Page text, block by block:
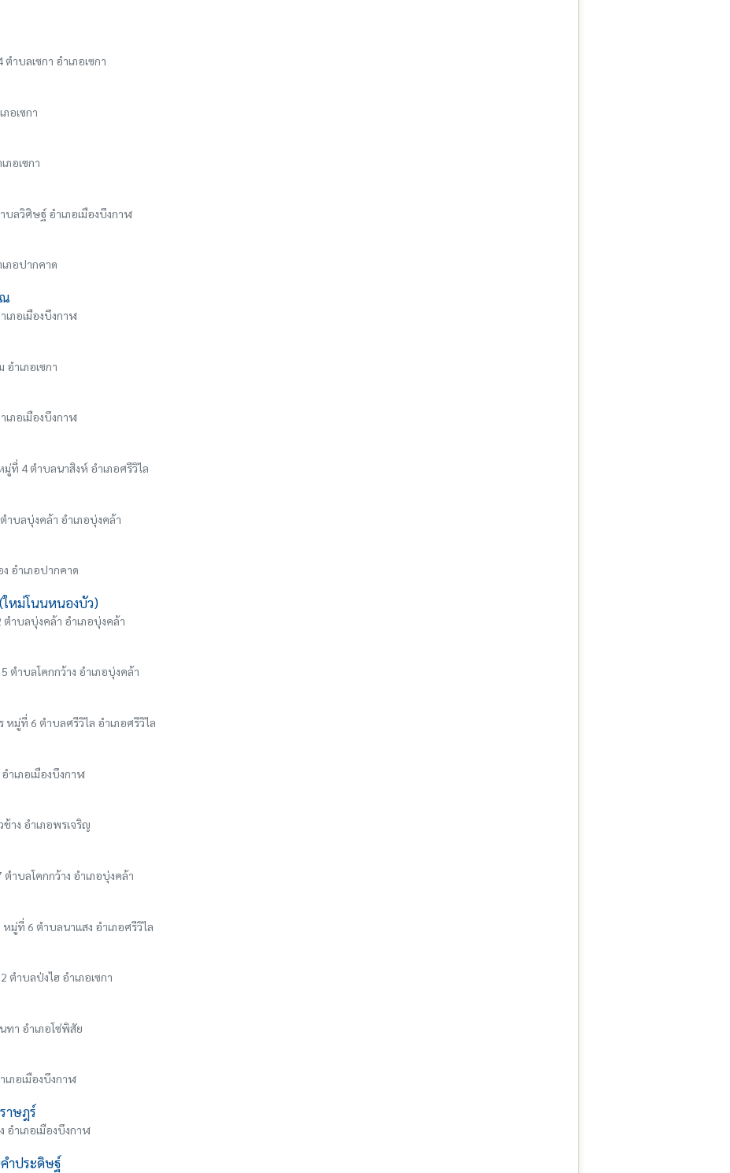
ำบลเซกา อำเภอเซกา
อเซกา
ภอเซกา
ลวิศิษฐ์ อำเภอเมืองบึงกาฬ
ภอปากคาด
ภอเมืองบึงกาฬ
ำเภอเซกา
ภอเมืองบึงกาฬ
ที่ 4 ตำบลนาสิงห์ อำเภอศรีวิไล
บลบุ่งคล้า อำเภอบุ่งคล้า
อำเภอปากคาด
ใหม่โนนหนองบัว)
ำบลบุ่งคล้า อำเภอบุ่งคล้า
ตำบลโคกกว้าง อำเภอบุ่งคล้า
มู่ที่ 6 ตำบลศรีวิไล อำเภอศรีวิไล
ำเภอเมืองบึงกาฬ
าง อำเภอพรเจริญ
ำบลโคกกว้าง อำเภอบุ่งคล้า
ที่ 6 ตำบลนาแสง อำเภอศรีวิไล
ตำบลป่งไฮ อำเภอเซกา
า อำเภอโซ่พิสัย
ภอเมืองบึงกาฬ
าษฎร์
อำเภอเมืองบึงกาฬ
ำประดิษฐ์